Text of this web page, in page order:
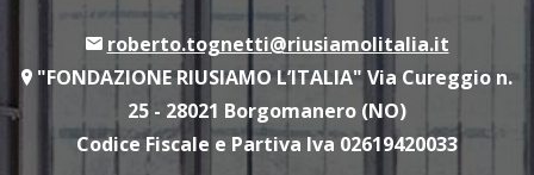
roberto.tognetti@riusiamolitalia.it
"FONDAZIONE RIUSIAMO L’ITALIA" Via Cureggio n.
25 - 28021 Borgomanero (NO)
Codice Fiscale e Partiva Iva 02619420033